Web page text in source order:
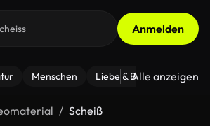
Anmelden
Menschen Liebe & Beziehungen
Alle anzeigen
Scheiß